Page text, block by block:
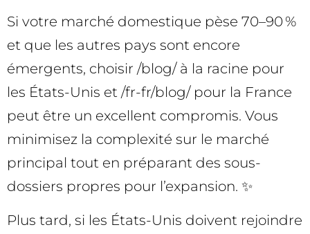
Si votre marché domestique pèse 70–90 %
et que les autres pays sont encore
émergents, choisir /blog/ à la racine pour
les États-Unis et /fr-fr/blog/ pour la France
peut être un excellent compromis. Vous
minimisez la complexité sur le marché
principal tout en préparant des sous-
dossiers propres pour l’expansion. ✨
Plus tard, si les États-Unis doivent rejoindre